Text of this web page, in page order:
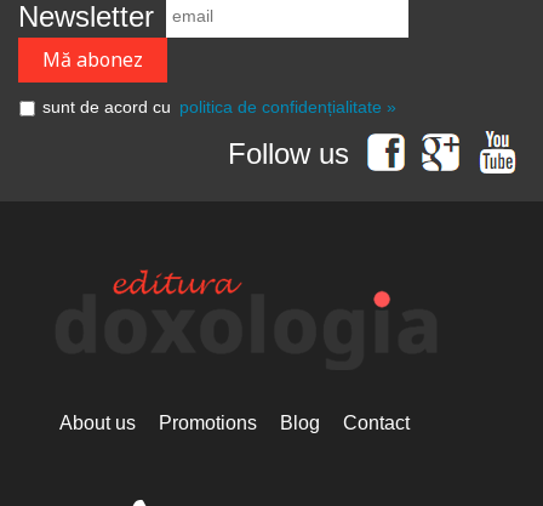
Newsletter
sunt de acord cu politica de confidențialitate »
Follow us
About us Promotions Blog Contact